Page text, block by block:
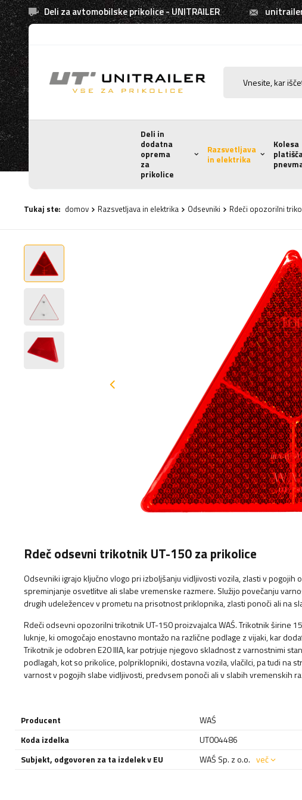
Deli za avtomobilske prikolice - UNITRAILER
Deli in
dodatna
oprema
za
prikolice
Razsvetljava
in elektrika
Kolesa
Tukaj ste: domov Razsvetljava in elektrika Odsevniki Rdeči opozorilni
Rdeč odsevni trikotnik UT-150 za prikolice
Odsevniki igrajo ključno vlogo pri izboljšanju vidljivosti vozila, zlasti v pogojih
spreminjanje osvetlitve ali slabe vremenske razmere. Služijo povečanju
drugih udeležencev v prometu na prisotnost priklopnika, zlasti ponoči ali na
Rdeči odsevni opozorilni trikotnik UT-150 proizvajalca WAŚ. Trikotnik širine
luknje, ki omogočajo enostavno montažo na različne podlage z vijaki, kar
Trikotnik je odobren E20 IIIA, kar potrjuje njegovo skladnost z varnostnimi
podlagah, kot so prikolice, polpriklopniki, dostavna vozila, vlačilci, pa tudi na
varnost v pogojih slabe vidljivosti, predvsem ponoči ali v slabih vremenskih
Producent
WAŚ
Koda izdelka
UT004486
Subjekt, odgovoren za ta izdelek v EU
WAŚ Sp. z o.o. več